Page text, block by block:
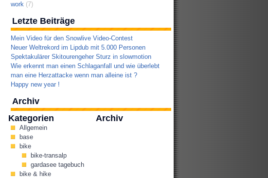
work(7)
Letzte Beiträge
Mein Video für den Snowlive Video-Contest
Neuer Weltrekord im Lipdub mit 5.000 Personen
Spektakulärer Skitourengeher Sturz in slowmotion
Wie erkennt man einen Schlaganfall und wie überlebt
man eine Herzattacke wenn man alleine ist ?
Happy new year !
Archiv
Kategorien
Allgemein
base
bike
bike-transalp
gardasee tagebuch
bike & hike
Archiv